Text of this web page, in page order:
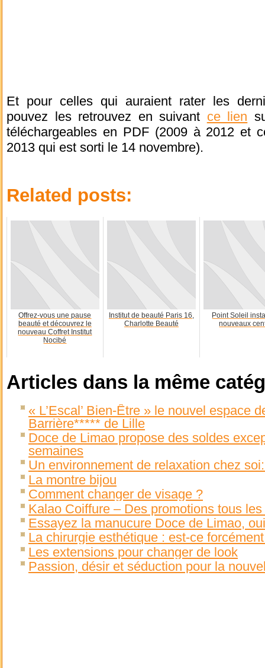
Et pour celles qui auraient rater les
pouvez les retrouvez en suivant ce lien
téléchargeables en PDF (2009 à 2012 et
2013 qui est sorti le 14 novembre).
Related posts:
Offrez-vous une pause
beauté et découvrez le
nouveau Coffret Institut
Nocibé
Institut de beauté Paris 16,
Charlotte Beauté
Point Soleil
nouveaux
Articles dans la même
« L’Escal’ Bien-Être » le nouvel espace
Barrière***** de Lille
Doce de Limao propose des soldes
semaines
Un environnement de relaxation chez
La montre bijou
Comment changer de visage ?
Kalao Coiffure – Des promotions tous
Essayez la manucure Doce de Limao,
La chirurgie esthétique : est-ce
Les extensions pour changer de look
Passion, désir et séduction pour la